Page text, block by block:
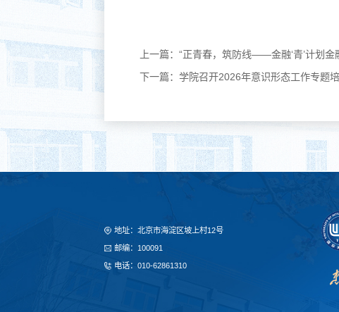
上一篇： “正青春，筑防线——金融‘青’计划金
下一篇： 学院召开2026年意识形态工作专题
地址：北京市海淀区坡上村12号
邮编：100091
电话：010-62861310